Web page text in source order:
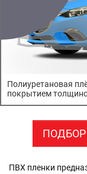
Полиуретановая
покрытием
ПВХ пленки